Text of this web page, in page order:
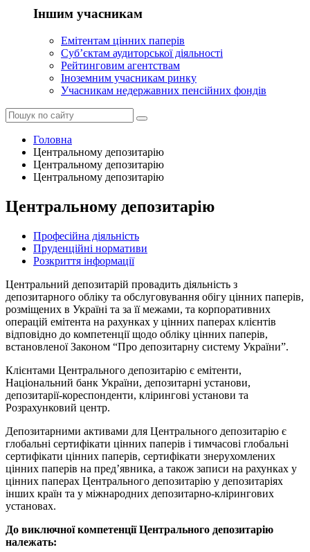
Іншим учасникам
Емітентам цінних паперів
Суб’єктам аудиторської діяльності
Рейтинговим агентствам
Іноземним учасникам ринку
Учасникам недержавних пенсійних фондів
Головна
Центральному депозитарію
Центральному депозитарію
Центральному депозитарію
Центральному депозитарію
Професійна діяльність
Пруденційні нормативи
Розкриття інформації
Центральний депозитарій провадить діяльність з
депозитарного обліку та обслуговування обігу цінних паперів,
розміщених в Україні та за її межами, та корпоративних
операцій емітента на рахунках у цінних паперах клієнтів
відповідно до компетенції щодо обліку цінних паперів,
встановленої Законом “Про депозитарну систему України”.
Клієнтами Центрального депозитарію є емітенти,
Національний банк України, депозитарні установи,
депозитарії-кореспонденти, клірингові установи та
Розрахунковий центр.
Депозитарними активами для Центрального депозитарію є
глобальні сертифікати цінних паперів і тимчасові глобальні
сертифікати цінних паперів, сертифікати знерухомлених
цінних паперів на пред’явника, а також записи на рахунках у
цінних паперах Центрального депозитарію у депозитаріях
інших країн та у міжнародних депозитарно-клірингових
установах.
До виключної компетенції Центрального депозитарію
належать: